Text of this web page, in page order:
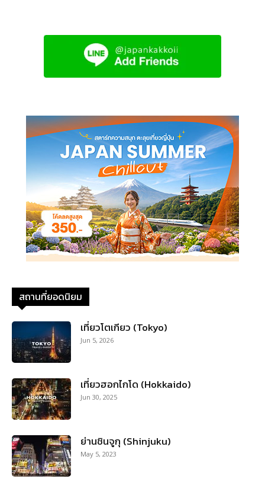
สถานที่ยอดนิยม
เที่ยวโตเกียว (Tokyo)
Jun 5, 2026
เที่ยวฮอกไกโด (Hokkaido)
Jun 30, 2025
ย่านชินจูกุ (Shinjuku)
May 5, 2023